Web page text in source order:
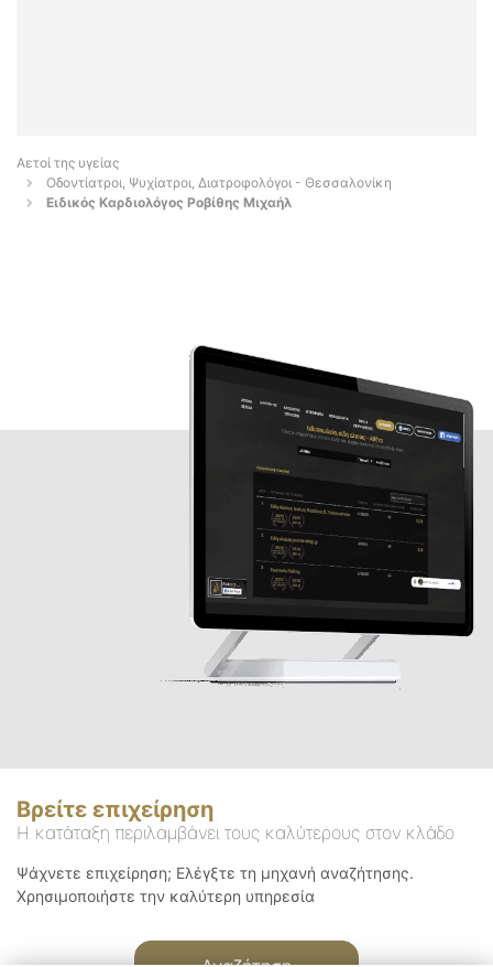
Αετοί της υγείας
Οδοντίατροι, Ψυχίατροι, Διατροφολόγοι - Θεσσαλονίκη
Ειδικός Καρδιολόγος Ροβίθης Μιχαήλ
Βρείτε επιχείρηση
Η κατάταξη περιλαμβάνει τους καλύτερους στον κλάδο
Ψάχνετε επιχείρηση; Ελέγξτε τη μηχανή αναζήτησης.
Χρησιμοποιήστε την καλύτερη υπηρεσία